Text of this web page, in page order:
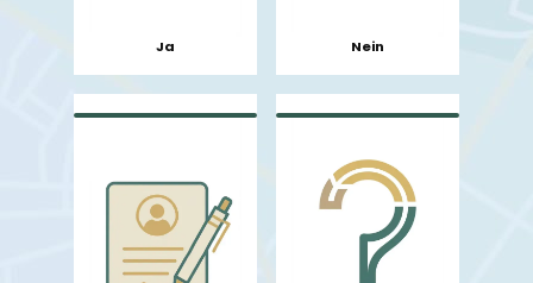
Ja Nein